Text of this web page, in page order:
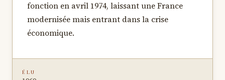
fonction en avril 1974, laissant une France
modernisée mais entrant dans la crise
économique.
ÉLU